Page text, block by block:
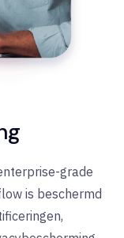
grade
is beschermd